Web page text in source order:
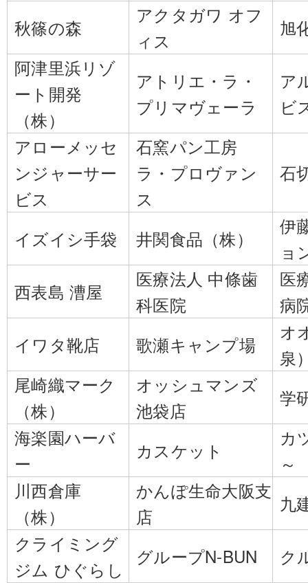
秋篠の森
アクタガワ オフ
ィス
旭
阿津里浜リゾ
ート開発
（株）
アトリエ・ラ・
プリマヴェーラ
ア
ビ
アローメッセ
ンジャーサー
ビス
石窯パン工房
ラ・プロヴァン
ス
石
イズイシ手袋 井関食品（株）
伊
ョ
西表島 漕屋
医療法人 中條歯
科医院
医
病
イワタ靴店
歌瀬キャンプ場
オ
泉
尾崎織マーク
（株）
オッシュマンズ
池袋店
学
海楽園ハーバ
ー
カスケット
カ
～
川西倉庫
（株）
かんぽ生命大阪支
店
九
クライミング
ジム ひぐらし
グループN-BUN ク